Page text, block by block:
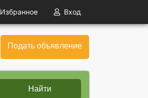
Избранное Вход
Подать объявление
Найти